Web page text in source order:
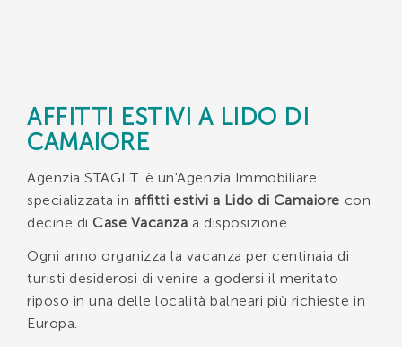
AFFITTI ESTIVI A LIDO DI
CAMAIORE
Agenzia STAGI T. è un'Agenzia Immobiliare
specializzata in affitti estivi a Lido di Camaiore con
decine di Case Vacanza a disposizione.
Ogni anno organizza la vacanza per centinaia di
turisti desiderosi di venire a godersi il meritato
riposo in una delle località balneari più richieste in
Europa.